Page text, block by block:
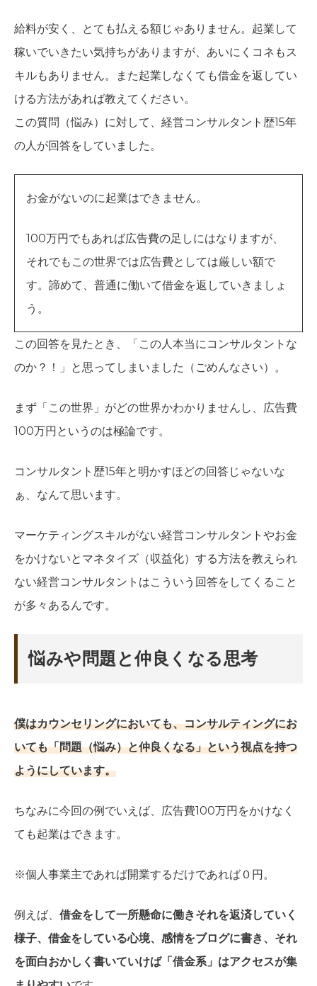
給料が安く、とても払える額じゃありません。起業して
稼いでいきたい気持ちがありますが、あいにくコネもス
キルもありません。また起業しなくても借金を返してい
ける方法があれば教えてください。
この質問（悩み）に対して、経営コンサルタント歴15年
の人が回答をしていました。
お金がないのに起業はできません。
100万円でもあれば広告費の足しにはなりますが、
それでもこの世界では広告費としては厳しい額で
す。諦めて、普通に働いて借金を返していきましょ
う。
この回答を見たとき、「この人本当にコンサルタントな
のか？！」と思ってしまいました（ごめんなさい）。
まず「この世界」がどの世界かわかりませんし、広告費
100万円というのは極論です。
コンサルタント歴15年と明かすほどの回答じゃないな
ぁ、なんて思います。
マーケティングスキルがない経営コンサルタントやお金
をかけないとマネタイズ（収益化）する方法を教えられ
ない経営コンサルタントはこういう回答をしてくること
が多々あるんです。
悩みや問題と仲良くなる思考
僕はカウンセリングにおいても、コンサルティングにお
いても「問題（悩み）と仲良くなる」という視点を持つ
ようにしています。
ちなみに今回の例でいえば、広告費100万円をかけなく
ても起業はできます。
※個人事業主であれば開業するだけであれば０円。
例えば、 借金をして一所懸命に働きそれを返済していく
様子、借金をしている心境、感情をブログに書き、それ
を面白おかしく書いていけば「借金系」はアクセスが集